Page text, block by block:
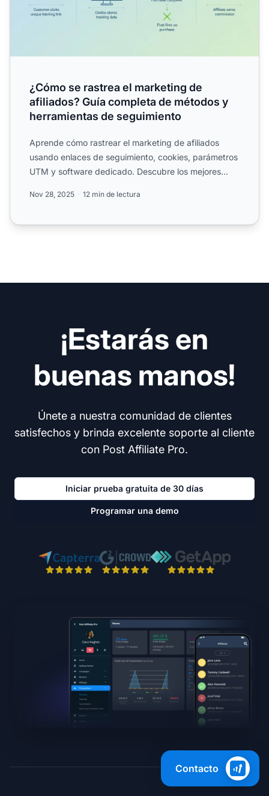
¿Cómo se rastrea el marketing de
afiliados? Guía completa de métodos y
herramientas de seguimiento
Aprende cómo rastrear el marketing de afiliados
usando enlaces de seguimiento, cookies, parámetros
UTM y software dedicado. Descubre los mejores
Nov 28, 2025 12 min de lectura
¡Estarás en
buenas manos!
Únete a nuestra comunidad de clientes
satisfechos y brinda excelente soporte al cliente
con Post Affiliate Pro.
Iniciar prueba gratuita de 30 días
Programar una demo
Contacto